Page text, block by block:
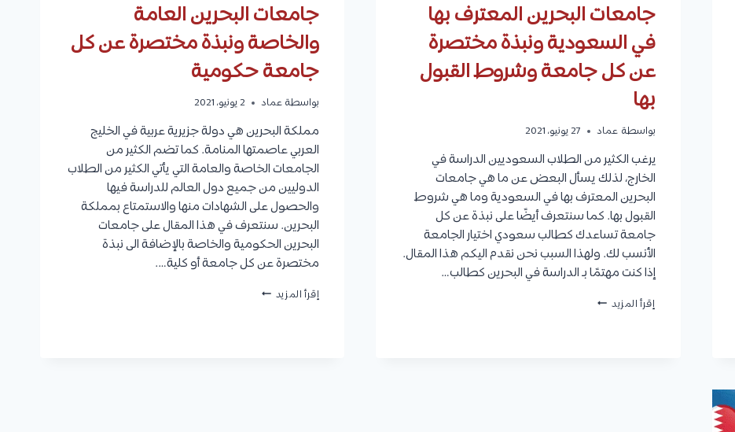
جامعات البحرين المعترف بها
في السعودية ونبذة مختصرة
عن كل جامعة وشروط القبول
بها
بواسطة عماد 27 يونيو، 2021
يرغب الكثير من الطلاب السعوديين الدراسة في
الخارج، لذلك يسأل البعض عن ما هي جامعات
البحرين المعترف بها في السعودية وما هي شروط
القبول بها. كما سنتعرف أيضًا على نبذة عن كل
جامعة تساعدك كطالب سعودي اختيار الجامعة
الأنسب لك. ولهذا السبب نحن نقدم اليكم هذا المقال.
إذا كنت مهتمًا بـ الدراسة في البحرين كطالب…
إقرأ المزيد جامعات
جامعات البحرين العامة
والخاصة ونبذة مختصرة عن كل
جامعة حكومية
بواسطة عماد 2 يونيو، 2021
مملكة البحرين هي دولة جزيرية عربية في الخليج
العربي عاصمتها المنامة. كما تضم الكثير من
الجامعات الخاصة والعامة التي يأتي الكثير من الطلاب
الدوليين من جميع دول العالم للدراسة فيها
والحصول على الشهادات منها والاستمتاع بمملكة
البحرين. سنتعرف في هذا المقال على جامعات
البحرين الحكومية والخاصة بالإضافة الى نبذة
مختصرة عن كل جامعة أو كلية….
إقرأ المزيد جامعات